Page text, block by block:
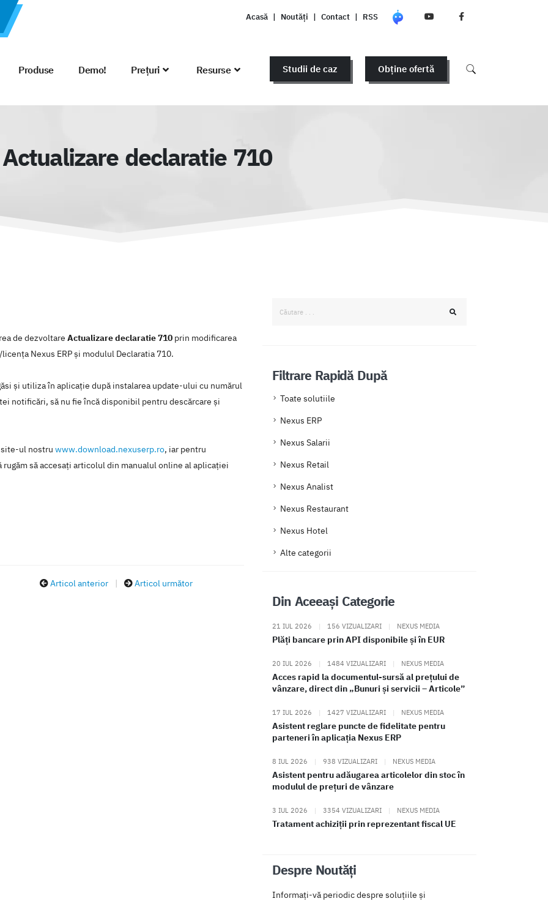
Acasă | Noutăți | Contact | RSS
Produse Demo! Prețuri Resurse Studii de caz Obține ofertă
Actualizare declaratie 710
de dezvoltare Actualizare declaratie 710 prin modificarea
Nexus ERP şi modulul Declaratia 710.
şi utiliza în aplicaţie după instalarea update-ului cu numărul
notificări, să nu fie încă disponibil pentru descărcare şi
site-ul nostru www.download.nexuserp.ro, iar pentru
să accesaţi articolul din manualul online al aplicaţiei
Articol anterior | Articol următor
Filtrare Rapidă După
Toate solutiile
Nexus ERP
Nexus Salarii
Nexus Retail
Nexus Analist
Nexus Restaurant
Nexus Hotel
Alte categorii
Din Aceeași Categorie
21 IUL 2026 | 156 VIZUALIZARI | NEXUS MEDIA
Plăți bancare prin API disponibile și în EUR
20 IUL 2026 | 1484 VIZUALIZARI | NEXUS MEDIA
Acces rapid la documentul-sursă al prețului de
vânzare, direct din „Bunuri și servicii – Articole”
17 IUL 2026 | 1427 VIZUALIZARI | NEXUS MEDIA
Asistent reglare puncte de fidelitate pentru
parteneri în aplicația Nexus ERP
8 IUL 2026 | 938 VIZUALIZARI | NEXUS MEDIA
Asistent pentru adăugarea articolelor din stoc în
modulul de prețuri de vânzare
3 IUL 2026 | 3354 VIZUALIZARI | NEXUS MEDIA
Tratament achiziții prin reprezentant fiscal UE
Despre Noutăți
Informați-vă periodic despre soluțiile și